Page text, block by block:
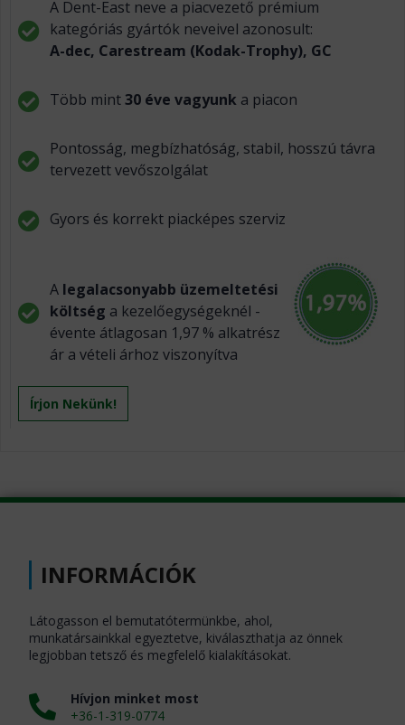
A Dent-East neve a piacvezető prémium
kategóriás gyártók neveivel azonosult:
A-dec, Carestream (Kodak-Trophy), GC
Több mint30 éve vagyunk a piacon
Pontosság, megbízhatóság, stabil, hosszú távra
tervezett vevőszolgálat
Gyors és korrekt piacképes szerviz
A legalacsonyabb üzemeltetési
költség a kezelőegységeknél -
évente átlagosan 1,97 % alkatrész
ár a vételi árhoz viszonyítva
Írjon Nekünk!
INFORMÁCIÓK
Látogasson el bemutatótermünkbe, ahol,
munkatársainkkal egyeztetve, kiválaszthatja az önnek
legjobban tetsző és megfelelő kialakításokat.
Hívjon minket most
+36-1-319-0774